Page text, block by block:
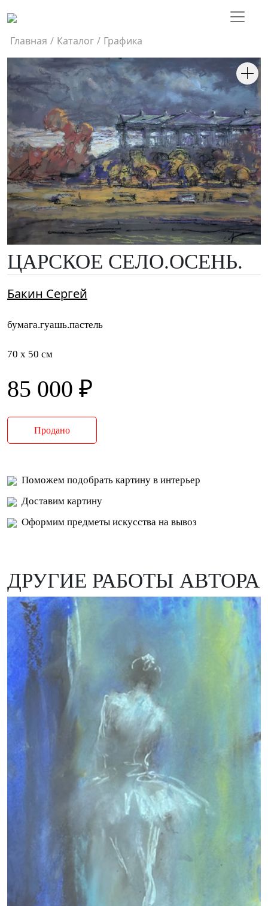
Главная / Каталог / Графика
ЦАРСКОЕ СЕЛО.ОСЕНЬ.
Бакин Сергей
бумага.гуашь.пастель
70 x 50 см
85 000 ₽
Продано
Поможем подобрать картину в интерьер
Доставим картину
Оформим предметы искусства на вывоз
ДРУГИЕ РАБОТЫ АВТОРА